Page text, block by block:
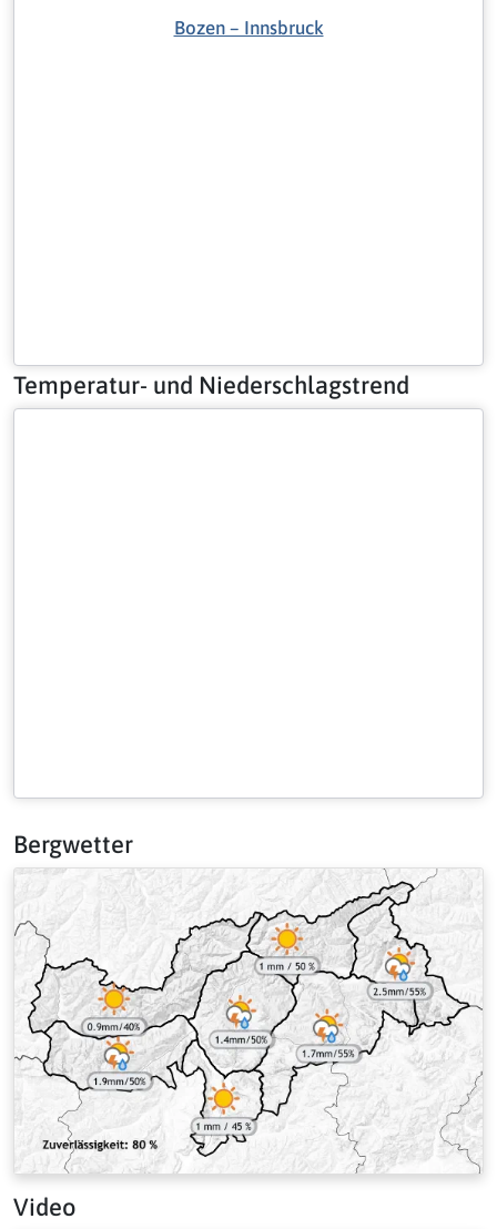
Bozen – Innsbruck
Temperatur- und Niederschlagstrend
Bergwetter
Video